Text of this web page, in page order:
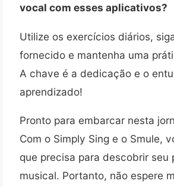
vocal com esses aplicativos?
Utilize os exercícios diários,
fornecido e mantenha uma
A chave é a dedicação e o
aprendizado!
Pronto para embarcar nesta
Com o Simply Sing e o Smule,
que precisa para descobrir seu
musical. Portanto, não espere